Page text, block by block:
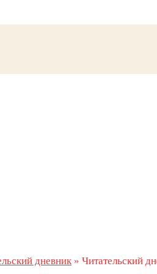
дневник » Читательский